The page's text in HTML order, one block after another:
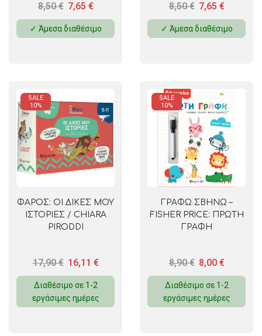
8,50€ 7,65 €
✓ Άμεσα διαθέσιμο
8,50€ 7,65 €
✓ Άμεσα διαθέσιμο
SALE
10%
ΦΑΡΟΣ: ΟΙ ΔΙΚΕΣ ΜΟΥ
ΙΣΤΟΡΙΕΣ / CHIARA
PIRODDI
17,90€ 16,11 €
Διαθέσιμο σε 1-2
εργάσιμες ημέρες
SALE
10%
ΓΡΑΦΩ ΣΒΗΝΩ –
FISHER PRICE: ΠΡΩΤΗ
ΓΡΑΦΗ
8,90€ 8,00 €
Διαθέσιμο σε 1-2
εργάσιμες ημέρες